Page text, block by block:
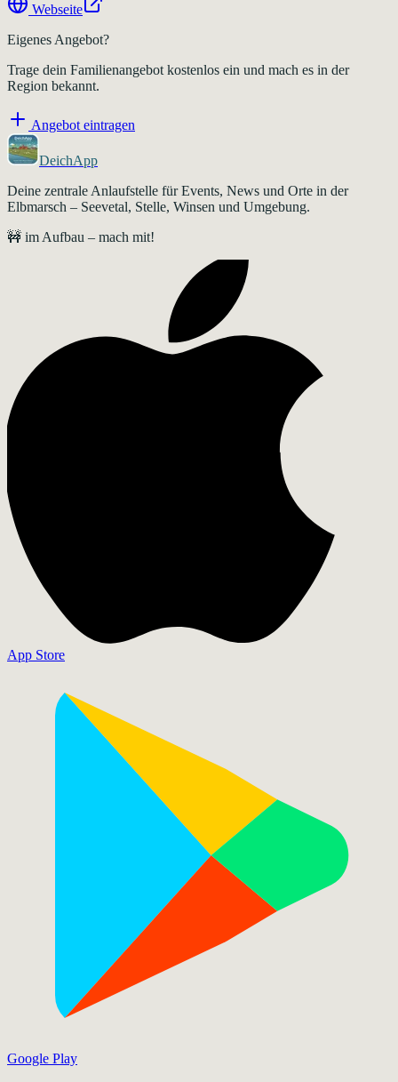
Webseite
Eigenes Angebot?
Trage dein Familienangebot kostenlos ein und mach es in der
Region bekannt.
Angebot eintragen
DeichApp
Deine zentrale Anlaufstelle für Events, News und Orte in der
Elbmarsch – Seevetal, Stelle, Winsen und Umgebung.
🚧 im Aufbau – mach mit!
App Store
Google Play